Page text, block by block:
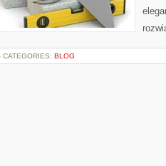
CATEGORIES: BLOG